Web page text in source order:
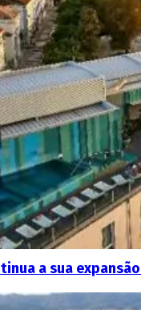
a sua